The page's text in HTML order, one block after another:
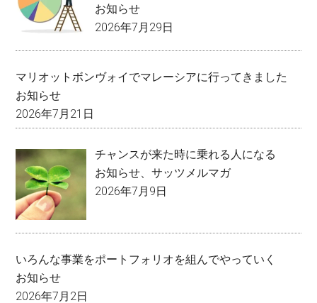
お知らせ
2026年7月29日
マリオットボンヴォイでマレーシアに行ってきました
お知らせ
2026年7月21日
チャンスが来た時に乗れる人になる
お知らせ 、サッツメルマガ
2026年7月9日
いろんな事業をポートフォリオを組んでやっていく
お知らせ
2026年7月2日